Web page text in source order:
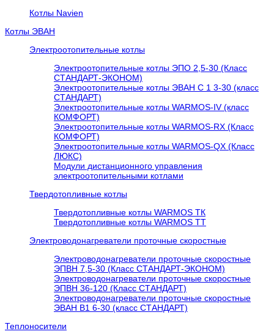
Котлы Navien
Котлы ЭВАН
Электроотопительные котлы
Электроотопительные котлы ЭПО 2,5-30 (Класс
СТАНДАРТ-ЭКОНОМ)
Электроотопительные котлы ЭВАН С 1 3-30 (класс
СТАНДАРТ)
Электроотопительные котлы WARMOS-IV (класс
КОМФОРТ)
Электроотопительные котлы WARMOS-RX (Класс
КОМФОРТ)
Электроотопительные котлы WARMOS-QX (Класс
ЛЮКС)
Модули дистанционного управления
электроотопительными котлами
Твердотопливные котлы
Твердотопливные котлы WARMOS TК
Твердотопливные котлы WARMOS TT
Электроводонагреватели проточные скоростные
Электроводонагреватели проточные скоростные
ЭПВН 7,5-30 (Класс СТАНДАРТ-ЭКОНОМ)
Электроводонагреватели проточные скоростные
ЭПВН 36-120 (Класс СТАНДАРТ)
Электроводонагреватели проточные скоростные
ЭВАН В1 6-30 (класс СТАНДАРТ)
Теплоносители